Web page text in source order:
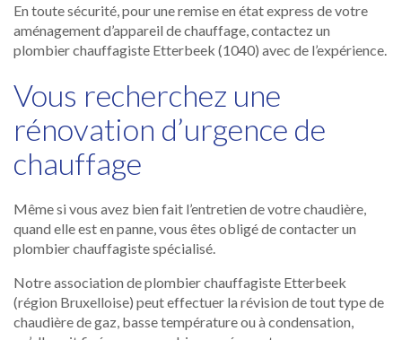
En toute sécurité, pour une remise en état express de votre
aménagement d’appareil de chauffage, contactez un
plombier chauffagiste Etterbeek (1040) avec de l’expérience.
Vous recherchez une
rénovation d’urgence de
chauffage
Même si vous avez bien fait l’entretien de votre chaudière,
quand elle est en panne, vous êtes obligé de contacter un
plombier chauffagiste spécialisé.
Notre association de plombier chauffagiste Etterbeek
(région Bruxelloise) peut effectuer la révision de tout type de
chaudière de gaz, basse température ou à condensation,